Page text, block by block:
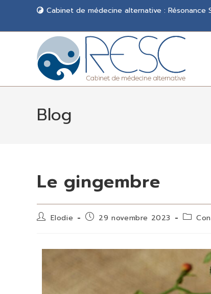
Cabinet de médecine alternative : Résonance
Blog
Le gingembre
Elodie 29 novembre 2023